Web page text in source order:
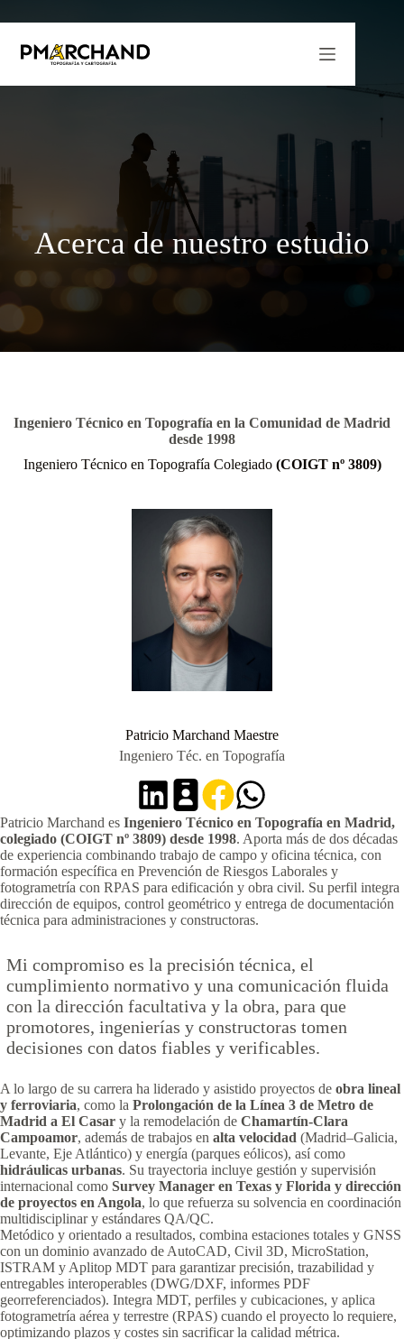
al
Acerca de nuestro estudio
Ingeniero Técnico en Topografía en la Comunidad de Madrid
desde 1998
Ingeniero Técnico en Topografía Colegiado (COIGT nº 3809)
Patricio Marchand Maestre
Ingeniero Téc. en Topografía
Patricio Marchand es Ingeniero Técnico en Topografía en Madrid,
colegiado (COIGT nº 3809) desde 1998. Aporta más de dos décadas
de experiencia combinando trabajo de campo y oficina técnica, con
formación específica en Prevención de Riesgos Laborales y
fotogrametría con RPAS para edificación y obra civil. Su perfil integra
dirección de equipos, control geométrico y entrega de documentación
técnica para administraciones y constructoras.
Mi compromiso es la precisión técnica, el
cumplimiento normativo y una comunicación fluida
con la dirección facultativa y la obra, para que
promotores, ingenierías y constructoras tomen
decisiones con datos fiables y verificables.
A lo largo de su carrera ha liderado y asistido proyectos de obra lineal
y ferroviaria, como la Prolongación de la Línea 3 de Metro de
Madrid a El Casar y la remodelación de Chamartín-Clara
Campoamor, además de trabajos en alta velocidad (Madrid–Galicia,
Levante, Eje Atlántico) y energía (parques eólicos), así como
hidráulicas urbanas. Su trayectoria incluye gestión y supervisión
internacional como Survey Manager en Texas y Florida y dirección
de proyectos en Angola, lo que refuerza su solvencia en coordinación
multidisciplinar y estándares QA/QC.
Metódico y orientado a resultados, combina estaciones totales y GNSS
con un dominio avanzado de AutoCAD, Civil 3D, MicroStation,
ISTRAM y Aplitop MDT para garantizar precisión, trazabilidad y
entregables interoperables (DWG/DXF, informes PDF
georreferenciados). Integra MDT, perfiles y cubicaciones, y aplica
fotogrametría aérea y terrestre (RPAS) cuando el proyecto lo requiere,
optimizando plazos y costes sin sacrificar la calidad métrica.